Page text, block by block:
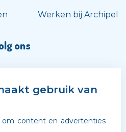
Werken bij Archipel
ons
gebruik van
om content en advertenties